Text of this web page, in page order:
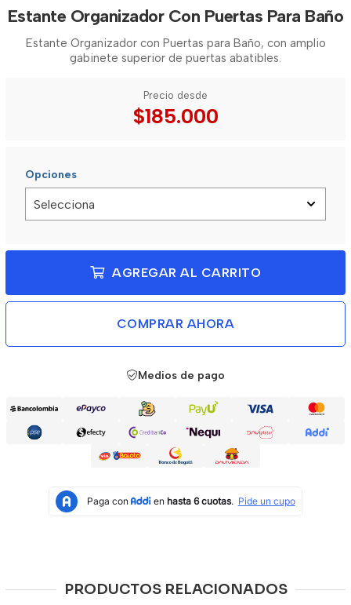
Estante Organizador Con Puertas Para Baño
Estante Organizador con Puertas para Baño, con amplio
gabinete superior de puertas abatibles.
Precio desde
$185.000
Opciones
AGREGAR AL CARRITO
COMPRAR AHORA
Medios de pago
PRODUCTOS RELACIONADOS